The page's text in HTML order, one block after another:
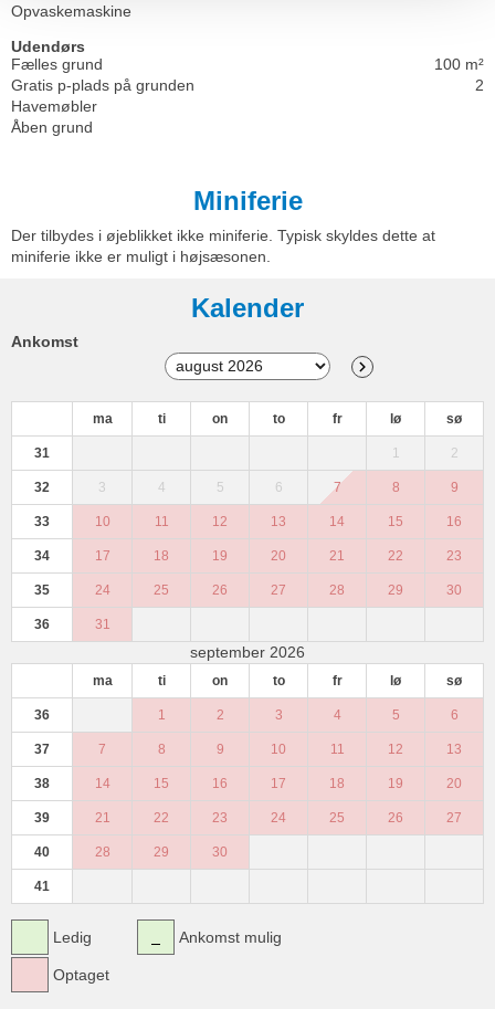
Opvaskemaskine
Udendørs
Fælles grund
100 m²
Gratis p-plads på grunden
2
Havemøbler
Åben grund
Miniferie
Der tilbydes i øjeblikket ikke miniferie. Typisk skyldes dette at
miniferie ikke er muligt i højsæsonen.
Kalender
Ankomst
ma ti on to fr lø sø
31 1 2
32 3 4 5 6 7 8 9
33 10 11 12 13 14 15 16
34 17 18 19 20 21 22 23
35 24 25 26 27 28 29 30
36 31
september 2026
ma ti on to fr lø sø
36 1 2 3 4 5 6
37 7 8 9 10 11 12 13
38 14 15 16 17 18 19 20
39 21 22 23 24 25 26 27
40 28 29 30
41
Ledig
Optaget
Ankomst mulig